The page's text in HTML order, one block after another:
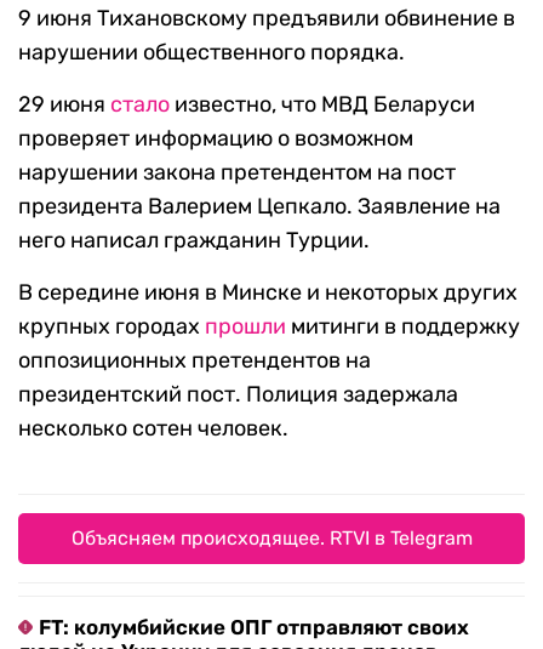
9 июня Тихановскому предъявили обвинение в
нарушении общественного порядка.
29 июня стало известно, что МВД Беларуси
проверяет информацию о возможном
нарушении закона претендентом на пост
президента Валерием Цепкало. Заявление на
него написал гражданин Турции.
В середине июня в Минске и некоторых других
крупных городах прошли митинги в поддержку
оппозиционных претендентов на
президентский пост. Полиция задержала
несколько сотен человек.
Объясняем происходящее. RTVI в Telegram
FT: колумбийские ОПГ отправляют своих